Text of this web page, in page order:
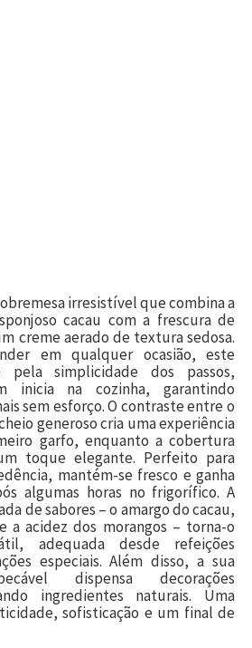
irresistível que combina a
cacau com a frescura de
creme aerado de textura sedosa.
em qualquer ocasião, este
pela simplicidade dos passos,
inicia na cozinha, garantindo
sem esforço. O contraste entre o
generoso cria uma experiência
garfo, enquanto a cobertura
toque elegante. Perfeito para
mantém-se fresco e ganha
algumas horas no frigorífico. A
de sabores – o amargo do cacau,
a acidez dos morangos – torna-o
adequada desde refeições
especiais. Além disso, a sua
dispensa decorações
ingredientes naturais. Uma
sofisticação e um final de